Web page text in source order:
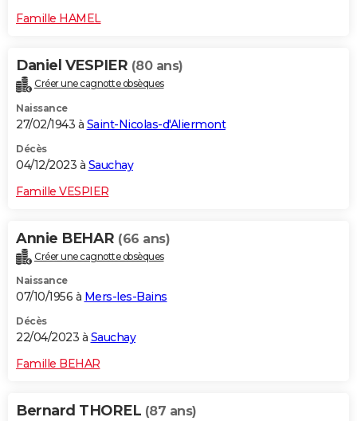
Famille HAMEL
Daniel VESPIER (80 ans)
Créer une cagnotte obsèques
Naissance
27/02/1943 à Saint-Nicolas-d'Aliermont
Décès
04/12/2023 à Sauchay
Famille VESPIER
Annie BEHAR (66 ans)
Créer une cagnotte obsèques
Naissance
07/10/1956 à Mers-les-Bains
Décès
22/04/2023 à Sauchay
Famille BEHAR
Bernard THOREL (87 ans)